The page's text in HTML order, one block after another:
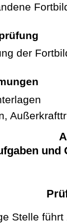
der
und
Stelle